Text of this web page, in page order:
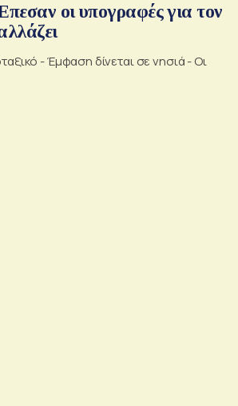
οι υπογραφές για τον
- Έμφαση δίνεται σε νησιά - Οι